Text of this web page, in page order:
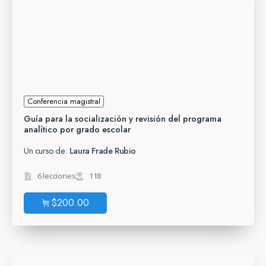
Conferencia magistral
Guía para la socialización y revisión del programa
analítico por grado escolar
Un curso de: Laura Frade Rubio
6 lecciones 118
$200.00